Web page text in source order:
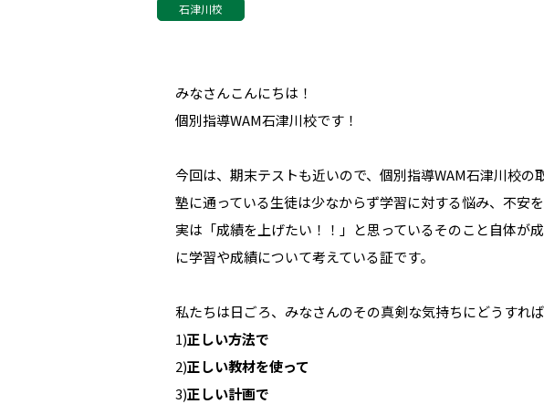
石津川校
みなさんこんにちは！
個別指導WAM石津川校です！
今回は、期末テストも近いので、個別指導WAM石津川校の
塾に通っている生徒は少なからず学習に対する悩み、不安
実は「成績を上げたい！！」と思っているそのこと自体が
に学習や成績について考えている証です。
私たちは日ごろ、みなさんのその真剣な気持ちにどうすれ
1)正しい方法で
2)正しい教材を使って
3)正しい計画で